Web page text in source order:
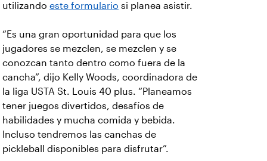
utilizando este formulario si planea asistir.
“Es una gran oportunidad para que los
jugadores se mezclen, se mezclen y se
conozcan tanto dentro como fuera de la
cancha”, dijo Kelly Woods, coordinadora de
la liga USTA St. Louis 40 plus. “Planeamos
tener juegos divertidos, desafíos de
habilidades y mucha comida y bebida.
Incluso tendremos las canchas de
pickleball disponibles para disfrutar”.